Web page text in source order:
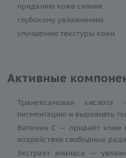
приданию коже сияния
глубокому увлажнению
улучшению текстуры кожи
Активные
Транексамовая кислота
пигментацию и выровнять
Витамин С — придаёт коже
воздействия свободных
Экстракт ананаса —